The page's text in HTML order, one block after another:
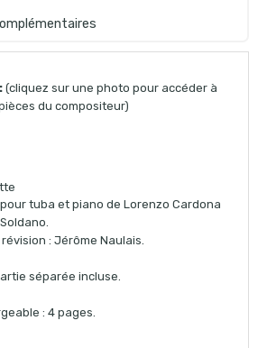
(cliquez sur une photo pour accéder à
du compositeur)
tuba et piano de Lorenzo Cardona
: Jérôme Naulais.
séparée incluse.
: 4 pages.